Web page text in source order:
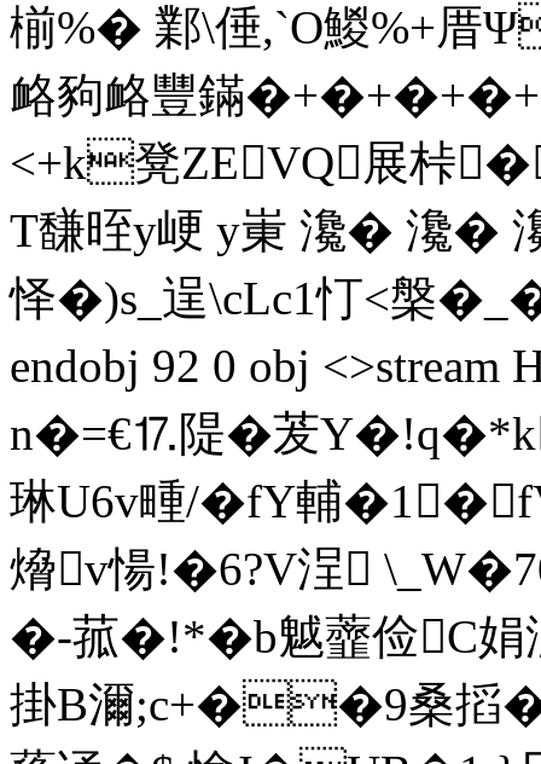
椾%� 鄴\倕,`O鯼%+厝
衉豞衉豐鏋�+�+�+�+
<+k凳ZEVQ展桛
T馦晊y峺 y崬 瀺� 瀺
怿�)s_逞\cLc1忊<槃
endobj 92 0 obj
n�=€⒘隄�茇
琳U6v畽/�fY輔
熁v愓!�6?V浧
�-菰�!*�b魆虀俭C娟
掛B濔;c+��9桑搯